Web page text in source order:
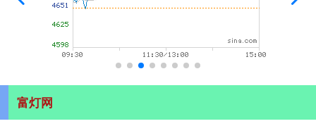
富灯网